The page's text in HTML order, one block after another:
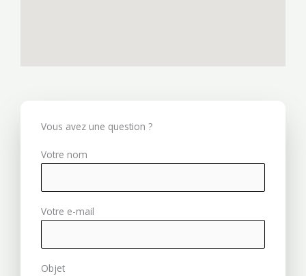
Vous avez une question ?
Votre nom
Votre e-mail
Objet